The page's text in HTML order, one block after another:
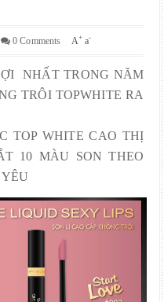
0 Comments A+ a-
NHẤT TRONG NĂM
TRÔI TOPWHITE RA
TOP WHITE CAO THỊ
10 MÀU SON THEO